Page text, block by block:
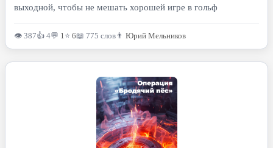
выходной, чтобы не мешать хорошей игре в гольф
👁 387👍 4💬 1⭐ 6📖 775 слов 👨 Юрий Мельников